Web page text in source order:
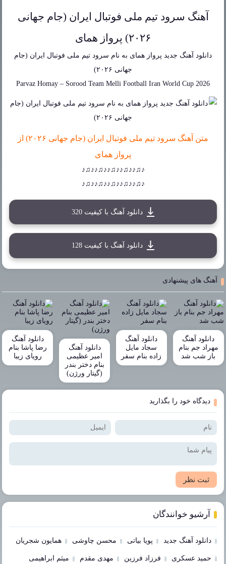
آهنگ سرود تیم ملی فوتبال ایران (جام جهانی
۲۰۲۶) پرواز همای
دانلود آهنگ جدید پرواز همای به نام سرود تیم ملی فوتبال ایران (جام
جهانی ۲۰۲۶)
Parvaz Homay – Sorood Team Melli Football Iran World Cup 2026
متن آهنگ سرود تیم ملی فوتبال ایران (جام جهانی ۲۰۲۶) از
پرواز همای
♪♫♪♪♫♪♪♫♪♪♫♪♪♫♪
♪♫♪♪♫♪♪♫♪♪♫♪♪♫♪
دانلود آهنگ با کیفیت 320
دانلود آهنگ با کیفیت 128
آهنگ های پیشنهادی
دانلود آهنگ
مهراد جم بنام
باز شب شد
دانلود آهنگ
سجاد مایل
زاده بنام سفر
دانلود آهنگ
امیر عظیمی
بنام دختر بندر
(گیتار ورژن)
دانلود آهنگ
رضا پاشا بنام
رویای زیبا
دیدگاه خود را بگذارید
ثبت نظر
آرشیو خوانندگان
دانلود آهنگ جدید پویا بیاتی محسن چاوشی همایون شجریان
حمید عسکری فرزاد فرزین مهدی مقدم میثم ابراهیمی